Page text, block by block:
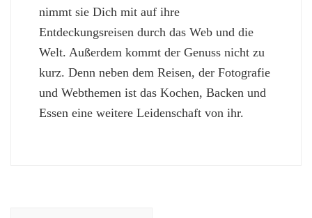
nimmt sie Dich mit auf ihre
Entdeckungsreisen durch das Web und die
Welt. Außerdem kommt der Genuss nicht zu
kurz. Denn neben dem Reisen, der Fotografie
und Webthemen ist das Kochen, Backen und
Essen eine weitere Leidenschaft von ihr.